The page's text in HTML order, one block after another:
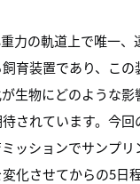
力の軌道上で唯一、
育装置であり、この
生物にどのような影
されています。今
ッションでサンプリ
化させてからの5日